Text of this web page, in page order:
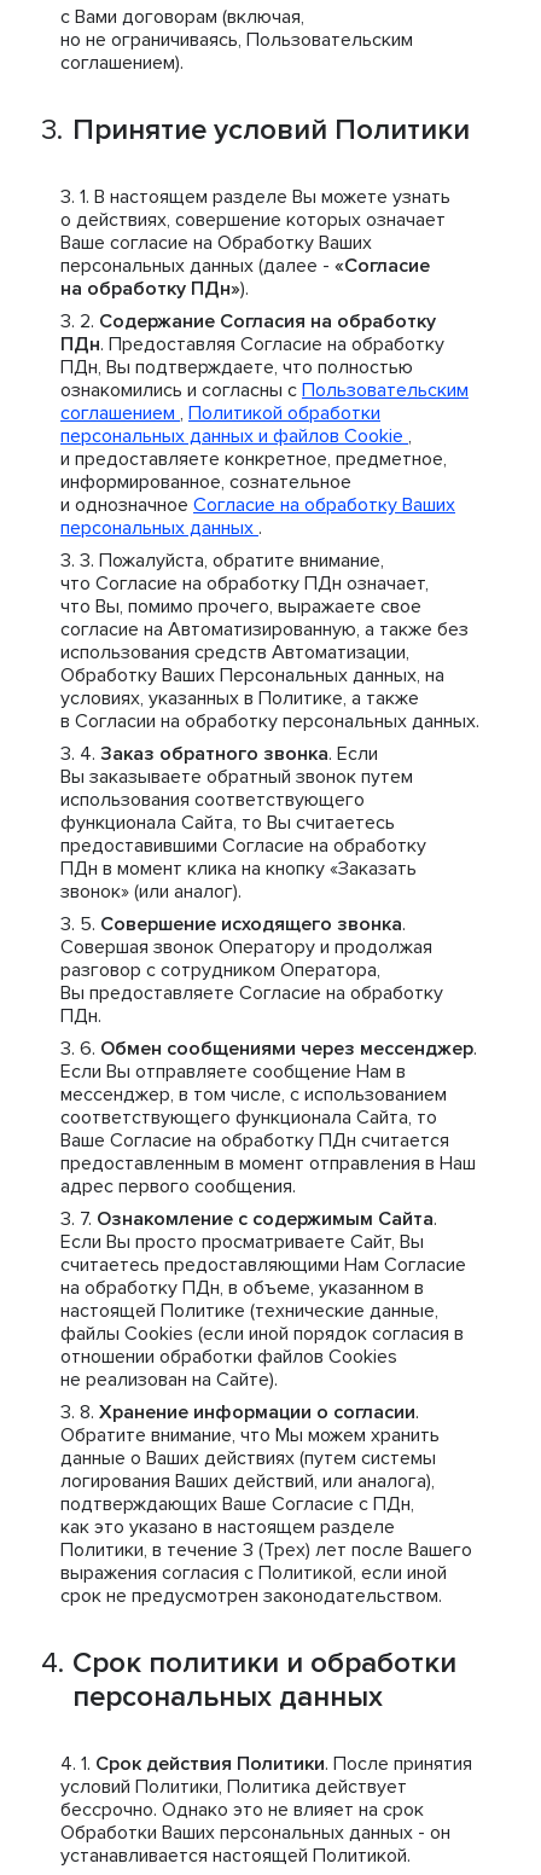
с Вами договорам (включая,
но не ограничиваясь, Пользовательским
соглашением).
Принятие условий Политики
В настоящем разделе Вы можете узнать
о действиях, совершение которых означает
Ваше согласие на Обработку Ваших
персональных данных (далее - «Согласие
на обработку ПДн»).
Содержание Согласия на обработку
ПДн. Предоставляя Согласие на обработку
ПДн, Вы подтверждаете, что полностью
ознакомились и согласны с Пользовательским
соглашением , Политикой обработки
персональных данных и файлов Cookie ,
и предоставляете конкретное, предметное,
информированное, сознательное
и однозначное Согласие на обработку Ваших
персональных данных .
Пожалуйста, обратите внимание,
что Согласие на обработку ПДн означает,
что Вы, помимо прочего, выражаете свое
согласие на Автоматизированную, а также без
использования средств Автоматизации,
Обработку Ваших Персональных данных, на
условиях, указанных в Политике, а также
в Согласии на обработку персональных данных.
Заказ обратного звонка. Если
Вы заказываете обратный звонок путем
использования соответствующего
функционала Сайта, то Вы считаетесь
предоставившими Согласие на обработку
ПДн в момент клика на кнопку «Заказать
звонок» (или аналог).
Совершение исходящего звонка.
Совершая звонок Оператору и продолжая
разговор с сотрудником Оператора,
Вы предоставляете Согласие на обработку
ПДн.
Обмен сообщениями через мессенджер.
Если Вы отправляете сообщение Нам в
мессенджер, в том числе, с использованием
соответствующего функционала Сайта, то
Ваше Согласие на обработку ПДн считается
предоставленным в момент отправления в Наш
адрес первого сообщения.
Ознакомление с содержимым Сайта.
Если Вы просто просматриваете Сайт, Вы
считаетесь предоставляющими Нам Согласие
на обработку ПДн, в объеме, указанном в
настоящей Политике (технические данные,
файлы Cookies (если иной порядок согласия в
отношении обработки файлов Cookies
не реализован на Сайте).
Хранение информации о согласии.
Обратите внимание, что Мы можем хранить
данные о Ваших действиях (путем системы
логирования Ваших действий, или аналога),
подтверждающих Ваше Согласие с ПДн,
как это указано в настоящем разделе
Политики, в течение 3 (Трех) лет после Вашего
выражения согласия с Политикой, если иной
срок не предусмотрен законодательством.
Срок политики и обработки
персональных данных
Срок действия Политики. После принятия
условий Политики, Политика действует
бессрочно. Однако это не влияет на срок
Обработки Ваших персональных данных - он
устанавливается настоящей Политикой.